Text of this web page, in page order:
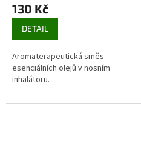
130 Kč
DETAIL
Aromaterapeutická směs
esenciálních olejů v nosním
inhalátoru.